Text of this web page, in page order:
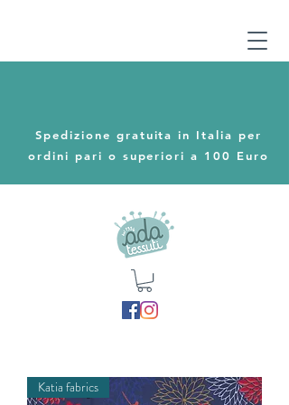
Spedizione gratuita in Italia per
ordini pari o superiori a 100 Euro
Katia fabrics